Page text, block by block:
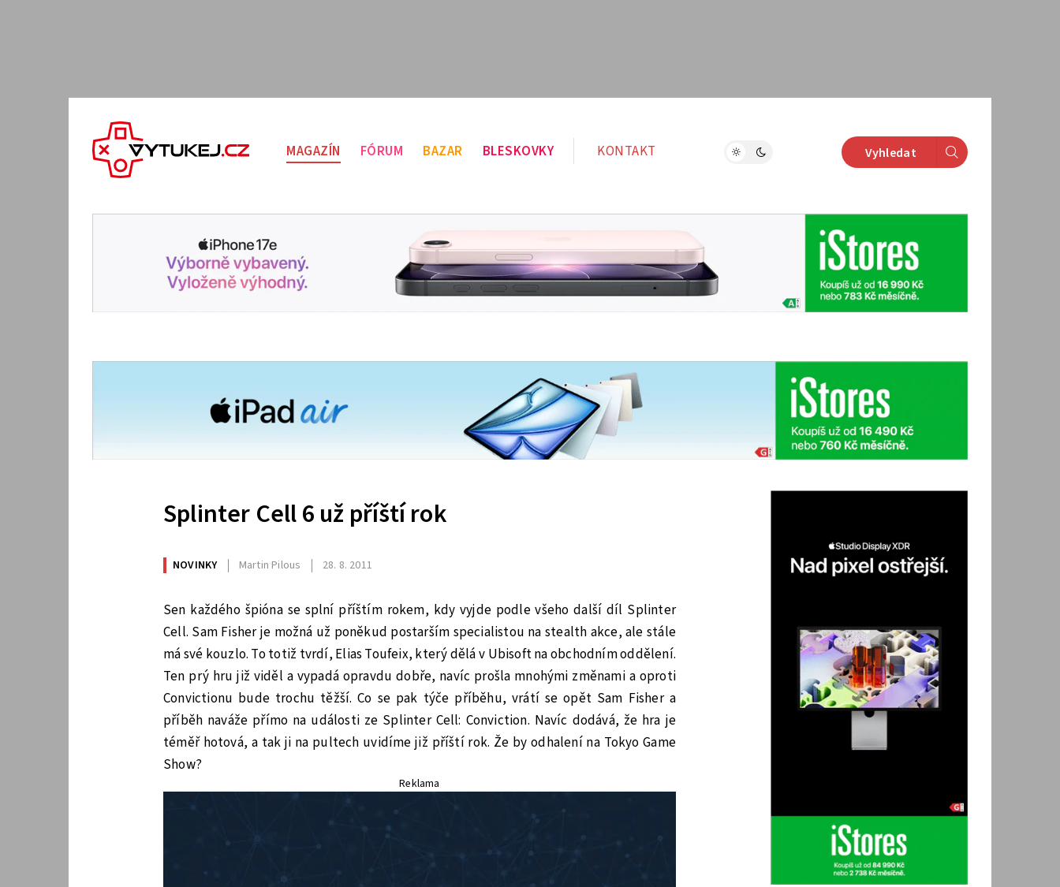
MAGAZÍN FÓRUM BAZAR BLESKOVKY KONTAKT Vyhledat
Splinter Cell 6 už příští rok
NOVINKY Martin Pilous 28. 8. 2011
Sen každého špióna se splní příštím rokem, kdy vyjde podle všeho další díl Splinter
Cell. Sam Fisher je možná už poněkud postarším specialistou na stealth akce, ale stále
má své kouzlo. To totiž tvrdí, Elias Toufeix, který dělá v Ubisoft na obchodním oddělení.
Ten prý hru již viděl a vypadá opravdu dobře, navíc prošla mnohými změnami a oproti
Convictionu bude trochu těžší. Co se pak týče příběhu, vrátí se opět Sam Fisher a
příběh naváže přímo na události ze Splinter Cell: Conviction. Navíc dodává, že hra je
téměř hotová, a tak ji na pultech uvidíme již příští rok. Že by odhalení na Tokyo Game
Show?
Reklama